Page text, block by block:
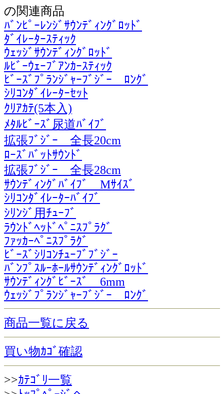
の関連商品
ﾊﾞﾝﾋﾟｰﾚﾝｼﾞｻｳﾝﾃﾞｨﾝｸﾞﾛｯﾄﾞ
ﾀﾞｲﾚｰﾀｰｽﾃｨｯｸ
ｳｪｯｼﾞｻｳﾝﾃﾞｨﾝｸﾞﾛｯﾄﾞ
ﾙﾋﾞｰｳｪｰﾌﾞｱﾝｶｰｽﾃｨｯｸ
ﾋﾞｰｽﾞﾌﾟﾗﾝｼﾞｬｰﾌﾞｼﾞｰ ﾛﾝｸﾞ
ｼﾘｺﾝﾀﾞｲﾚｰﾀｰｾｯﾄ
ｸﾘｱｶﾃ(5本入)
ﾒﾀﾙﾋﾞｰｽﾞ尿道ﾊﾞｲﾌﾞ
拡張ﾌﾞｼﾞｰ 全長20cm
ﾛｰｽﾞﾊﾞｯﾄｻｳﾝﾄﾞ
拡張ﾌﾞｼﾞｰ 全長28cm
ｻｳﾝﾃﾞｨﾝｸﾞﾊﾞｲﾌﾞ Mｻｲｽﾞ
ｼﾘｺﾝﾀﾞｲﾚｰﾀｰﾊﾞｲﾌﾞ
ｼﾘﾝｼﾞ用ﾁｭｰﾌﾞ
ﾗｳﾝﾄﾞﾍｯﾄﾞﾍﾟﾆｽﾌﾟﾗｸﾞ
ﾌｧｯｶｰﾍﾟﾆｽﾌﾟﾗｸﾞ
ﾋﾞｰｽﾞｼﾘｺﾝﾁｭｰﾌﾞﾌﾞｼﾞｰ
ﾊﾞﾝﾌﾟｽﾙｰﾎｰﾙｻｳﾝﾃﾞｨﾝｸﾞﾛｯﾄﾞ
ｻｳﾝﾃﾞｨﾝｸﾞﾋﾞｰｽﾞ 6mm
ｳｪｯｼﾞﾌﾟﾗﾝｼﾞｬｰﾌﾞｼﾞｰ ﾛﾝｸﾞ
商品一覧に戻る
買い物ｶｺﾞ確認
>>ｶﾃｺﾞﾘ一覧